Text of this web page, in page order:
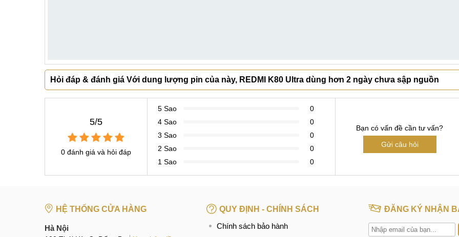
Hỏi đáp & đánh giá Với dung lượng pin của này, REDMI K80 Ultra dùng hơn 2 ngày chưa sập nguồn
5/5
0 đánh giá và hỏi đáp
5 Sao
0
4 Sao
0
3 Sao
0
2 Sao
0
1 Sao
0
Bạn có vấn đề cần tư vấn?
Gửi câu hỏi
HỆ THỐNG CỬA HÀNG
Hà Nội
QUY ĐỊNH - CHÍNH SÁCH
Chính sách bảo hành
ĐĂNG KÝ NHẬN